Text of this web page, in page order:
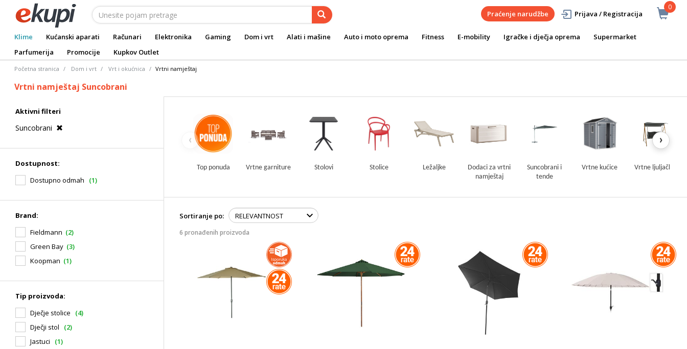
0
Praćenje narudžbe Prijava / Registracija
Klime Kućanski aparati Računari Elektronika Gaming Dom i vrt Alati i mašine Auto i moto oprema Fitness E-mobility Igračke i dječja oprema
Supermarket
Parfumerija
Promocije Kupkov Outlet
Početna stranica Dom i vrt Vrt i okućnica Vrtni namještaj
Vrtni namještaj Suncobrani
Aktivni filteri
Suncobrani
Dostupnost:
Dostupno odmah
(1)
Brand:
Fieldmann (2)
Green Bay (3)
Koopman (1)
Tip proizvoda:
Dječje stolice
(4)
Dječji stol
(2)
Jastuci
(1)
‹ ›
Top ponuda Vrtne garniture Stolovi Stolice Ležaljke
Dodaci za vrtni
namještaj
Suncobrani i
tende
Vrtne kućice Vrtne ljuljačke
Sortiranje po:
6 pronađenih proizvoda